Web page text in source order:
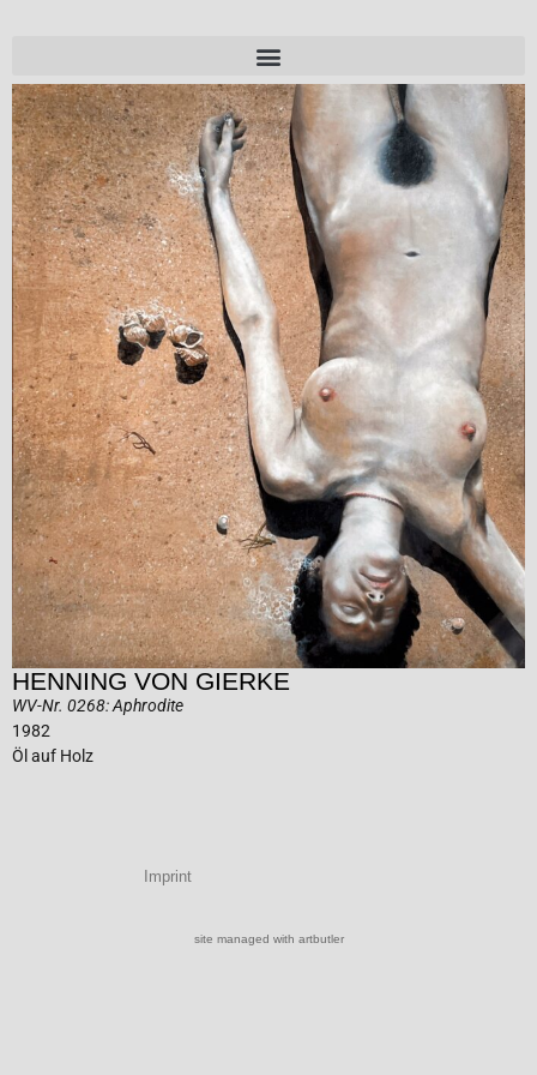
HENNING VON GIERKE
WV-Nr. 0268: Aphrodite
1982
Öl auf Holz
Imprint
site managed with artbutler